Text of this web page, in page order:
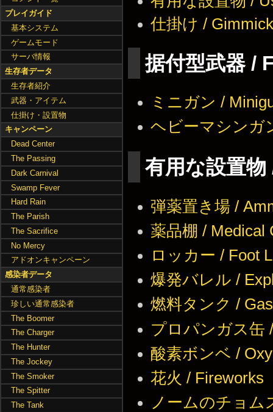
仕掛け /
据付型武器 /
ミニガン /
ヘビーマシンガ
有用な設置
弾薬置き場 /
薬品棚 / Medical
ロッカー / Foot
爆発バレル /
燃料タンク /
プロパンガス缶
酸素ボンベ /
花火 / Fireworks
ノームのチョム
プレイガイド
基本システム
ゲームモード
サーバ情報
生存者データ
生存者紹介
武器・アイテム
仕掛け・設置物
キャンペーン
Dead Center
The Passing
Dark Carnival
Swamp Fever
Hard Rain
The Parish
The Sacrifice
No Mercy
アドオンキャンペーン
感染者データ
通常感染者
珍しい通常感染者
The Boomer
The Charger
The Hunter
The Jockey
The Smoker
The Spitter
The Tank